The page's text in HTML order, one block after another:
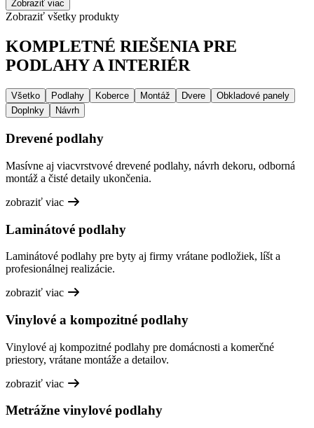
Zobraziť viac
Zobraziť všetky produkty
KOMPLETNÉ RIEŠENIA PRE
PODLAHY A INTERIÉR
Všetko Podlahy Koberce Montáž Dvere
Obkladové panely
Doplnky
Návrh
Drevené podlahy
Masívne aj viacvrstvové drevené podlahy, návrh dekoru, odborná
montáž a čisté detaily ukončenia.
zobraziť viac
Laminátové podlahy
Laminátové podlahy pre byty aj firmy vrátane podložiek, líšt a
profesionálnej realizácie.
zobraziť viac
Vinylové a kompozitné podlahy
Vinylové aj kompozitné podlahy pre domácnosti a komerčné
priestory, vrátane montáže a detailov.
zobraziť viac
Metrážne vinylové podlahy